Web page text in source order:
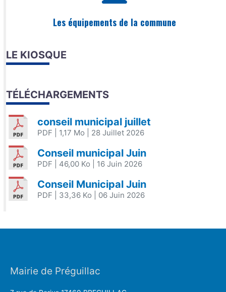
Les équipements de la commune
LE KIOSQUE
TÉLÉCHARGEMENTS
conseil municipal juillet
PDF | 1,17 Mo | 28 Juillet 2026
Conseil municipal Juin
PDF | 46,00 Ko | 16 Juin 2026
Conseil Municipal Juin
PDF | 33,36 Ko | 06 Juin 2026
Mairie de Préguillac